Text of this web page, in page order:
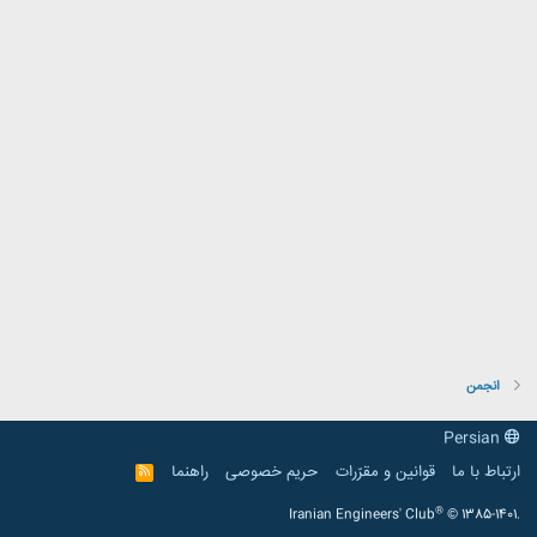
انجمن
ارتباط با ما
قوانین و مقرّرات حریم خصوصی راهنما
R
S
Iranian Engineers' Club® © 1385-1401.